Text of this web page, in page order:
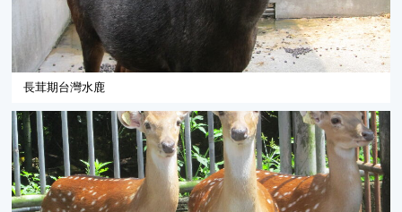
長茸期台灣水鹿